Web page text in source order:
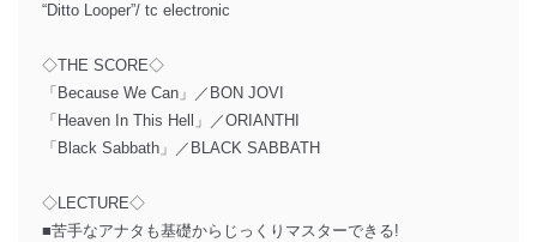
“Ditto Looper”/ tc electronic
◇THE SCORE◇
「Because We Can」／BON JOVI
「Heaven In This Hell」／ORIANTHI
「Black Sabbath」／BLACK SABBATH
◇LECTURE◇
■苦手なアナタも基礎からじっくりマスターできる!